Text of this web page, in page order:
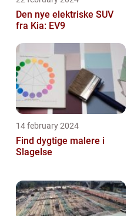
Den nye elektriske SUV
fra Kia: EV9
14 february 2024
Find dygtige malere i
Slagelse